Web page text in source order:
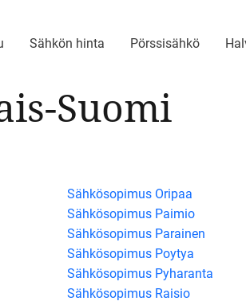
Sähkön hinta Pörssisähkö
Suomi
Sähkösopimus Oripaa
Sähkösopimus Paimio
Sähkösopimus Parainen
Sähkösopimus Poytya
Sähkösopimus Pyharanta
Sähkösopimus Raisio